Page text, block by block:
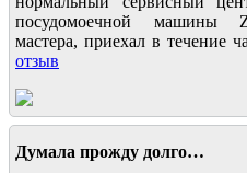
посудомоечной машины
мастера, приехал в течение
отзыв
Думала прожду долго…